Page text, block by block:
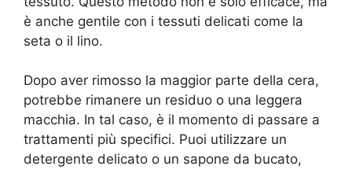
è anche gentile con i tessuti delicati come la
seta o il lino.
Dopo aver rimosso la maggior parte della cera,
potrebbe rimanere un residuo o una leggera
macchia. In tal caso, è il momento di passare a
trattamenti più specifici. Puoi utilizzare un
detergente delicato o un sapone da bucato,